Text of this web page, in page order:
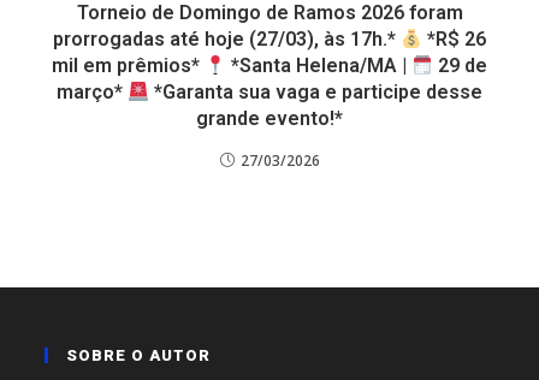
Torneio de Domingo de Ramos 2026 foram
prorrogadas até hoje (27/03), às 17h.*
*R$ 26
mil em prêmios*
*Santa Helena/MA |
29 de
março*
*Garanta sua vaga e participe desse
grande evento!*
27/03/2026
SOBRE O AUTOR